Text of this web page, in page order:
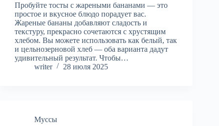
Пробуйте тосты с жареными бананами — это
простое и вкусное блюдо порадует вас.
Жареные бананы добавляют сладость и
текстуру, прекрасно сочетаются с хрустящим
хлебом. Вы можете использовать как белый, так
и цельнозерновой хлеб — оба варианта дадут
удивительный результат. Чтобы…
writer
28 июля 2025
Муссы